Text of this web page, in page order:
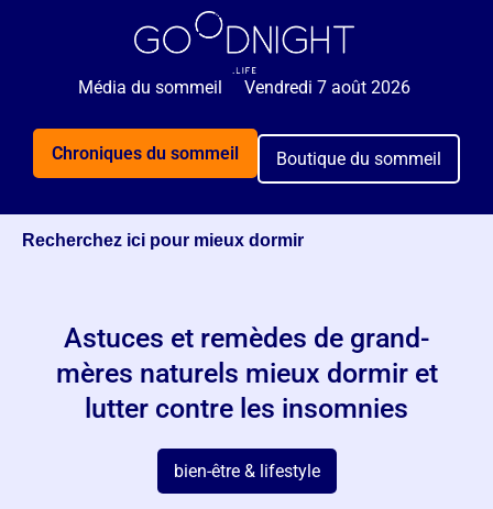
Média du sommeil Vendredi 7 août 2026
Chroniques du sommeil Boutique du sommeil
Recherchez ici pour mieux dormir
Astuces et remèdes de grand-
mères naturels mieux dormir et
lutter contre les insomnies
bien-être & lifestyle
🌙 Rejoignez 5 000+ personnes qui reçoivent
GRATUITEMENT nos astuces sommeil 2x par semaine.